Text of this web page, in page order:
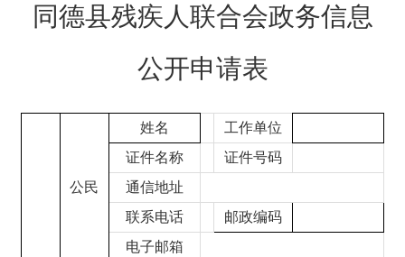
同德县残疾人联合会政务信息
公开申请表
公民
姓名
工作单位
证件名称
证件号码
通信地址
联系电话
邮政编码
电子邮箱